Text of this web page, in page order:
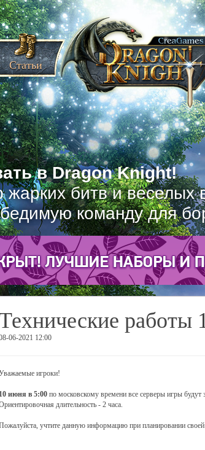
в Dragon Knight!
жарких битв и веселых
команду для
Статьи
работы
06-2021 12:00
игроки!
10 июня в 5:00 по московскому времени все серверы игры будут
длительность - 2 часа.
учтите данную информацию при планировании своей